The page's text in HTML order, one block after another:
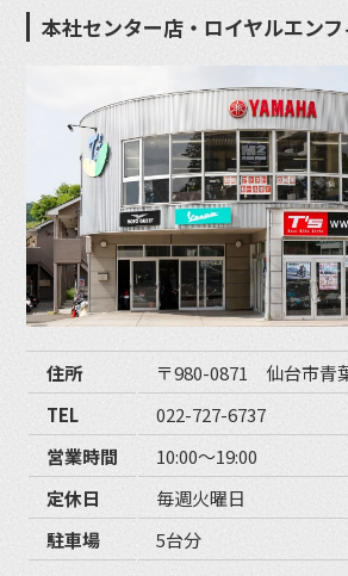
本社センター店・ロイヤルエン
住所
〒980-0871 仙台市青
TEL
022-727-6737
営業時間
10:00〜19:00
定休日
毎週火曜日
駐車場
5台分